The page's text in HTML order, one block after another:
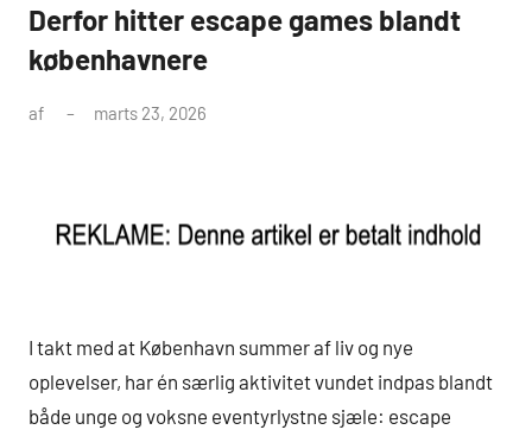
Derfor hitter escape games blandt
københavnere
af marts 23, 2026
I takt med at København summer af liv og nye
oplevelser, har én særlig aktivitet vundet indpas blandt
både unge og voksne eventyrlystne sjæle: escape